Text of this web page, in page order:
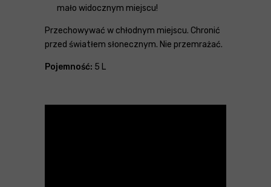
mało widocznym miejscu!
Przechowywać w chłodnym miejscu. Chronić
przed światłem słonecznym. Nie przemrażać.
Pojemność: 5 L